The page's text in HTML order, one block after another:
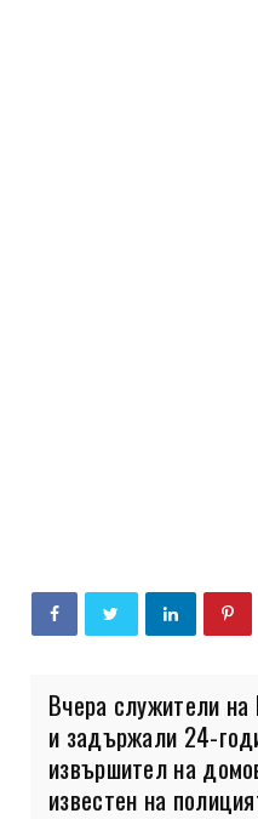
Вчера служители
и задържали 24-
извършител на
известен на